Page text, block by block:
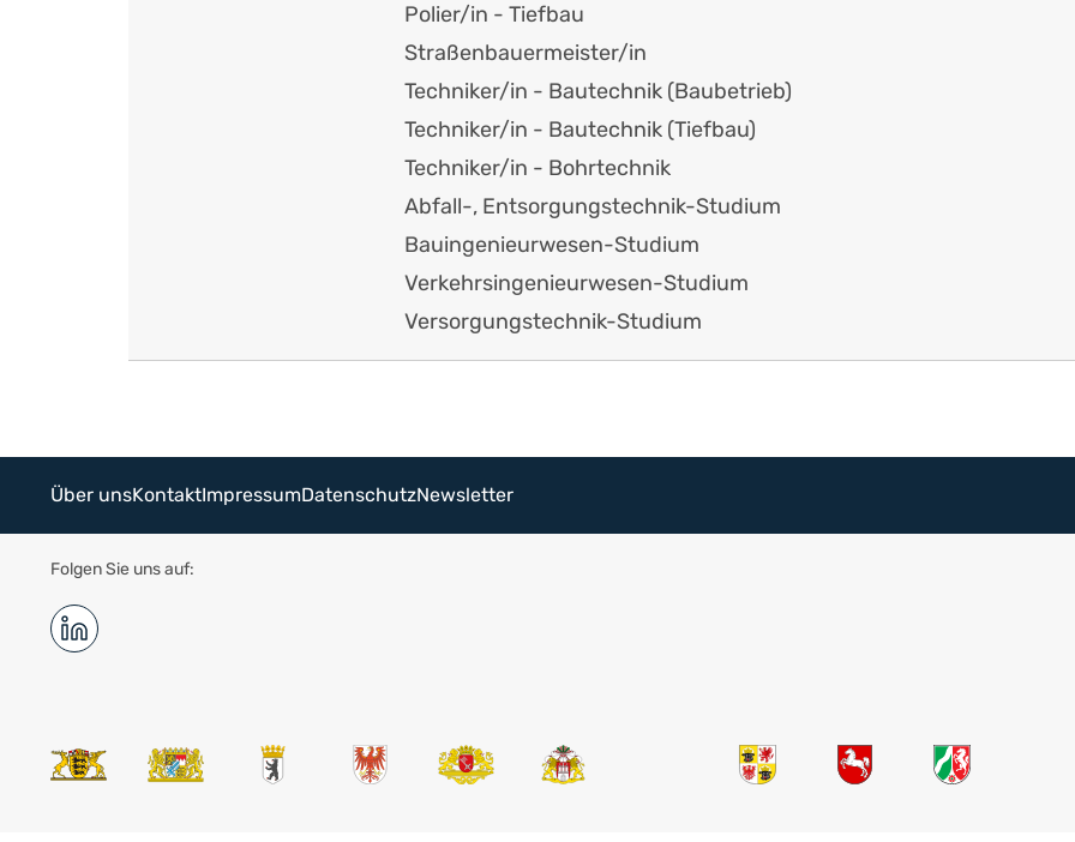
Polier/in - Tiefbau
Straßenbauermeister/in
Techniker/in - Bautechnik (Baubetrieb)
Techniker/in - Bautechnik (Tiefbau)
Techniker/in - Bohrtechnik
Abfall-, Entsorgungstechnik-Studium
Bauingenieurwesen-Studium
Verkehrsingenieurwesen-Studium
Versorgungstechnik-Studium
Über unsKontaktImpressumDatenschutzNewsletter
Folgen Sie uns auf: